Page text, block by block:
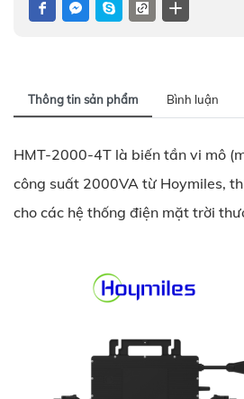
Thông tin sản phẩm Bình luận
HMT-2000-4T là biến tần vi mô
công suất 2000VA từ Hoymiles,
cho các hệ thống điện mặt trời